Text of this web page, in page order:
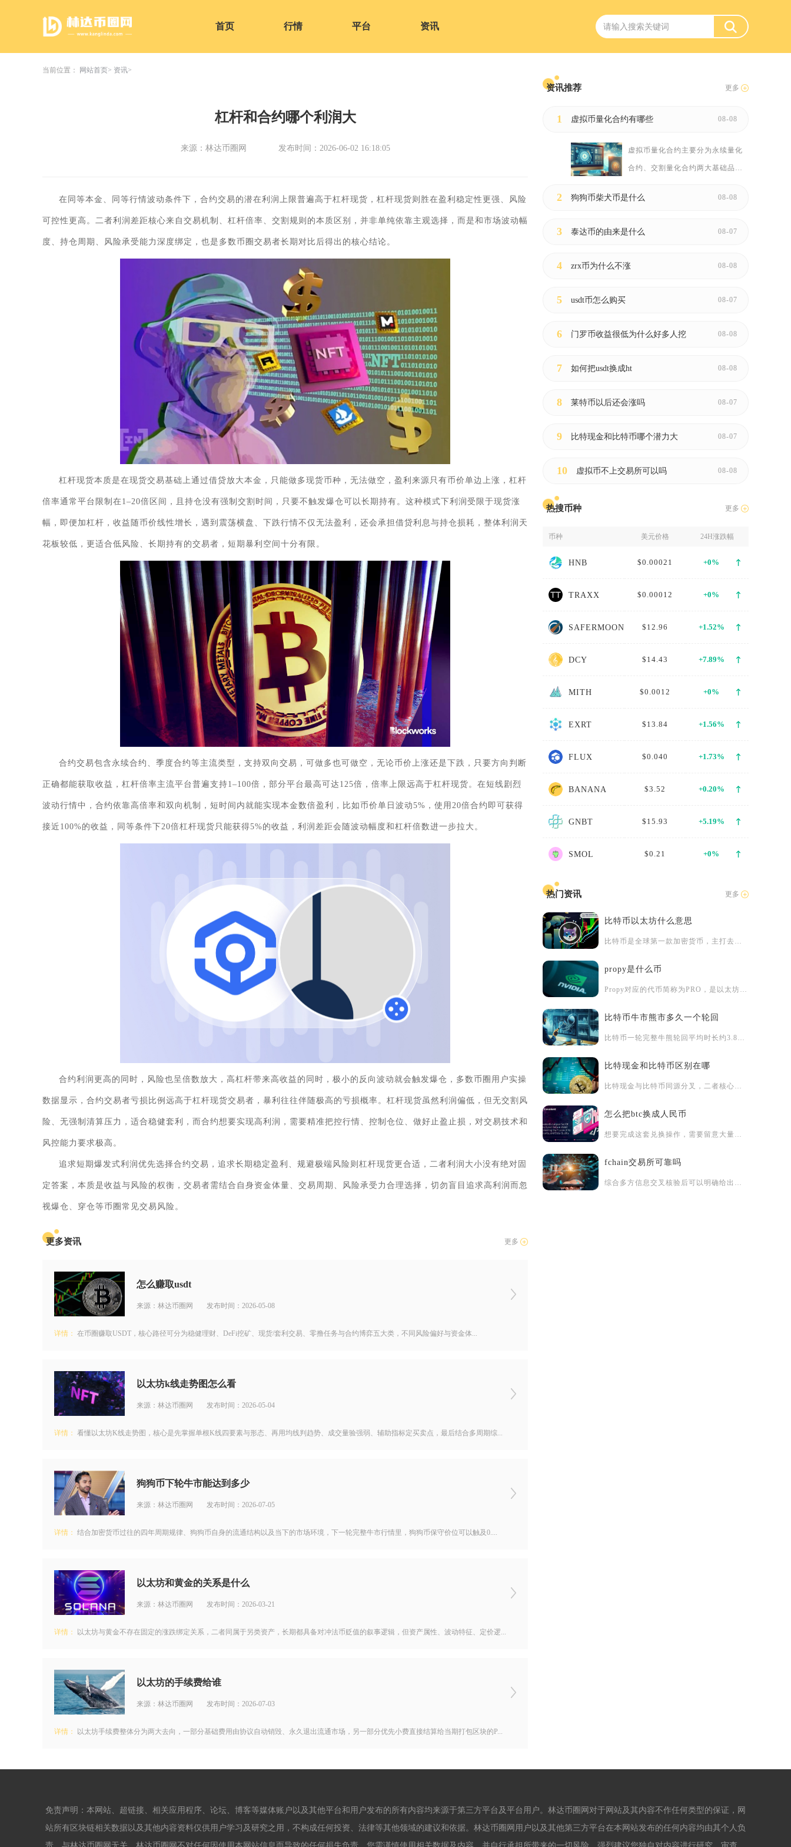
首页 行情 平台 资讯
当前位置： 网站首页 资讯
杠杆和合约哪个利润大
来源：林达币圈网 发布时间：2026-06-02 16:18:05
在同等本金、同等行情波动条件下，合约交易的潜在利润上限普遍高于杠杆现货，杠杆现货则胜在盈利稳定性更强、风险
可控性更高。二者利润差距核心来自交易机制、杠杆倍率、交割规则的本质区别，并非单纯依靠主观选择，而是和市场波动幅
度、持仓周期、风险承受能力深度绑定，也是多数币圈交易者长期对比后得出的核心结论。
杠杆现货本质是在现货交易基础上通过借贷放大本金，只能做多现货币种，无法做空，盈利来源只有币价单边上涨，杠杆
倍率通常平台限制在1–20倍区间，且持仓没有强制交割时间，只要不触发爆仓可以长期持有。这种模式下利润受限于现货涨
幅，即便加杠杆，收益随币价线性增长，遇到震荡横盘、下跌行情不仅无法盈利，还会承担借贷利息与持仓损耗，整体利润天
花板较低，更适合低风险、长期持有的交易者，短期暴利空间十分有限。
合约交易包含永续合约、季度合约等主流类型，支持双向交易，可做多也可做空，无论币价上涨还是下跌，只要方向判断
正确都能获取收益，杠杆倍率主流平台普遍支持1–100倍，部分平台最高可达125倍，倍率上限远高于杠杆现货。在短线剧烈
波动行情中，合约依靠高倍率和双向机制，短时间内就能实现本金数倍盈利，比如币价单日波动5%，使用20倍合约即可获得
接近100%的收益，同等条件下20倍杠杆现货只能获得5%的收益，利润差距会随波动幅度和杠杆倍数进一步拉大。
合约利润更高的同时，风险也呈倍数放大，高杠杆带来高收益的同时，极小的反向波动就会触发爆仓，多数币圈用户实操
数据显示，合约交易者亏损比例远高于杠杆现货交易者，暴利往往伴随极高的亏损概率。杠杆现货虽然利润偏低，但无交割风
险、无强制清算压力，适合稳健套利，而合约想要实现高利润，需要精准把控行情、控制仓位、做好止盈止损，对交易技术和
风控能力要求极高。
追求短期爆发式利润优先选择合约交易，追求长期稳定盈利、规避极端风险则杠杆现货更合适，二者利润大小没有绝对固
定答案，本质是收益与风险的权衡，交易者需结合自身资金体量、交易周期、风险承受力合理选择，切勿盲目追求高利润而忽
视爆仓、穿仓等币圈常见交易风险。
更多资讯 更多
怎么赚取usdt
来源：林达币圈网 发布时间：2026-05-08
详情： 在币圈赚取USDT，核心路径可分为稳健理财、DeFi挖矿、现货/套利交易、零撸任务与合约博弈五大类，不同风险偏好与资金体...
以太坊k线走势图怎么看
来源：林达币圈网 发布时间：2026-05-04
详情： 看懂以太坊K线走势图，核心是先掌握单根K线四要素与形态、再用均线判趋势、成交量验强弱、辅助指标定买卖点，最后结合多周期综...
狗狗币下轮牛市能达到多少
来源：林达币圈网 发布时间：2026-07-05
详情： 结合加密货币过往的四年周期规律、狗狗币自身的流通结构以及当下的市场环境，下一轮完整牛市行情里，狗狗币保守价位可以触及0....
以太坊和黄金的关系是什么
来源：林达币圈网 发布时间：2026-03-21
详情： 以太坊与黄金不存在固定的涨跌绑定关系，二者同属于另类资产，长期都具备对冲法币贬值的叙事逻辑，但资产属性、波动特征、定价逻...
以太坊的手续费给谁
来源：林达币圈网 发布时间：2026-07-03
详情： 以太坊手续费整体分为两大去向，一部分基础费用由协议自动销毁、永久退出流通市场，另一部分优先小费直接结算给当期打包区块的P...
资讯推荐 更多
1 虚拟币量化合约有哪些 08-08
虚拟币量化合约主要分为永续量化
合约、交割量化合约两大基础品
2 狗狗币柴犬币是什么 08-08
3 泰达币的由来是什么 08-07
4 zrx币为什么不涨 08-08
5 usdt币怎么购买 08-07
6 门罗币收益很低为什么好多人挖 08-08
7 如何把usdt换成ht 08-08
8 莱特币以后还会涨吗 08-07
9 比特现金和比特币哪个潜力大 08-07
10 虚拟币不上交易所可以吗 08-08
热搜币种 更多
币种 美元价格 24H涨跌幅
HNB $0.00021 +0%
TRAXX $0.00012 +0%
SAFERMOON $12.96 +1.52%
DCY $14.43 +7.89%
MITH $0.0012 +0%
EXRT $13.84 +1.56%
FLUX $0.040 +1.73%
BANANA $3.52 +0.20%
GNBT $15.93 +5.19%
SMOL $0.21 +0%
热门资讯 更多
比特币以太坊什么意思
比特币是全球第一款加密货币，主打去中心化价值存储，常被市场称...
propy是什么币
Propy对应的代币简称为PRO，是以太坊ERC-20标准发...
比特币牛市熊市多久一个轮回
比特币一轮完整牛熊轮回平均时长约3.8至4年，拆分来看牛市上...
比特现金和比特币区别在哪
比特现金与比特币同源分叉，二者核心差异集中在扩容路线、产品定...
怎么把btc换成人民币
想要完成这套兑换操作，需要留意大量实操细节，很多风险都来源于...
fchain交易所可靠吗
综合多方信息交叉核验后可以明确给出结论：FChain交易所整...
免责声明：本网站、超链接、相关应用程序、论坛、博客等媒体账户以及其他平台和用户发布的所有内容均来源于第三方平台及平台用户。林达币圈网对于网站及其内容不作任何类型的保证，网
站所有区块链相关数据以及其他内容资料仅供用户学习及研究之用，不构成任何投资、法律等其他领域的建议和依据。林达币圈网用户以及其他第三方平台在本网站发布的任何内容均由其个人负